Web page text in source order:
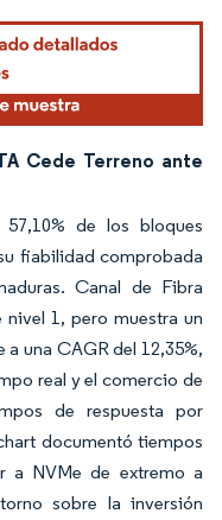
Cede Terreno ante
de los bloques
fiabilidad comprobada
Canal de Fibra
1, pero muestra un
una CAGR del 12,35%,
real y el comercio de
de respuesta por
documentó tiempos
a NVMe de extremo a
sobre la inversión